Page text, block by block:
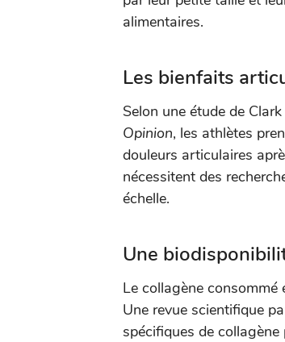
alimentaires.
Les bienfaits
Selon une étude de
Opinion, les athlètes
douleurs articulaires
nécessitent des
échelle.
Une
Le collagène
Une revue scientifique
spécifiques de